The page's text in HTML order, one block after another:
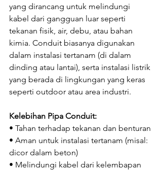
yang dirancang untuk melindungi
kabel dari gangguan luar seperti
tekanan fisik, air, debu, atau bahan
kimia. Conduit biasanya digunakan
dalam instalasi tertanam (di dalam
dinding atau lantai), serta instalasi listrik
yang berada di lingkungan yang keras
seperti outdoor atau area industri.
Kelebihan Pipa Conduit:
• Tahan terhadap tekanan dan benturan
• Aman untuk instalasi tertanam (misal:
dicor dalam beton)
• Melindungi kabel dari kelembapan